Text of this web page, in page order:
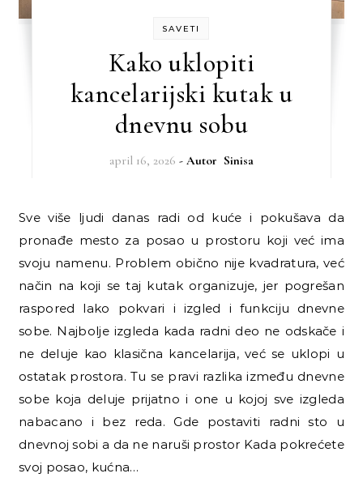
SAVETI
Kako uklopiti
kancelarijski kutak u
dnevnu sobu
april 16, 2026 - Autor Sinisa
Sve više ljudi danas radi od kuće i pokušava da
pronađe mesto za posao u prostoru koji već ima
svoju namenu. Problem obično nije kvadratura, već
način na koji se taj kutak organizuje, jer pogrešan
raspored lako pokvari i izgled i funkciju dnevne
sobe. Najbolje izgleda kada radni deo ne odskače i
ne deluje kao klasična kancelarija, već se uklopi u
ostatak prostora. Tu se pravi razlika između dnevne
sobe koja deluje prijatno i one u kojoj sve izgleda
nabacano i bez reda. Gde postaviti radni sto u
dnevnoj sobi a da ne naruši prostor Kada pokrećete
svoj posao, kućna…